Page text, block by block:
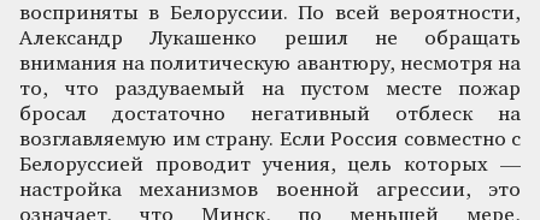
восприняты в Белоруссии. По всей вероятности,
Александр Лукашенко решил не обращать
внимания на политическую авантюру, несмотря на
то, что раздуваемый на пустом месте пожар
бросал достаточно негативный отблеск на
возглавляемую им страну. Если Россия совместно с
Белоруссией проводит учения, цель которых —
настройка механизмов военной агрессии, это
означает, что Минск, по меньшей мере,